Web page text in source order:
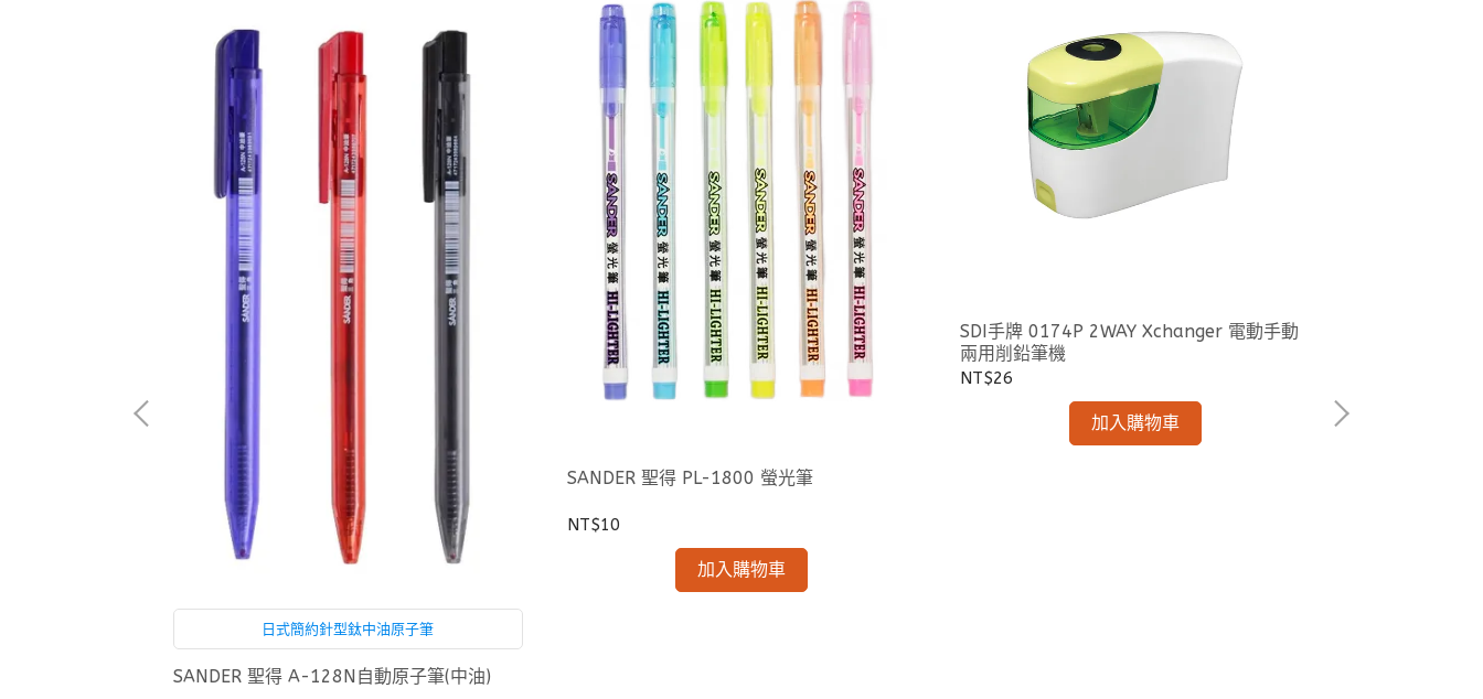
日式簡約針型鈦中油原子筆
SANDER 聖得 A-128N自動原子筆(中油)
SANDER 聖得 PL-1800 螢光筆
NT$10
加入購物車
SDI手牌 0174P 2WAY Xchanger 電動手動
兩用削鉛筆機
NT$26
加入購物車